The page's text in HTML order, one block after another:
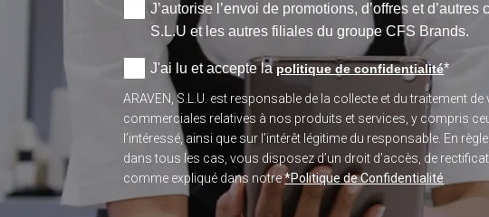
J’autorise l’envoi de promotions, d’offres et
S.L.U et les autres filiales du groupe CFS Brands.
J'ai lu et accepte la politique de confidentialité*
ARAVEN, S.L.U. est responsable de la collecte et du traitement
commerciales relatives à nos produits et services, y compris
l’intéressé, ainsi que sur l’intérêt légitime du responsable. En
dans tous les cas, vous disposez d’un droit d’accès, de
comme expliqué dans notre*Politique de Confidentialité